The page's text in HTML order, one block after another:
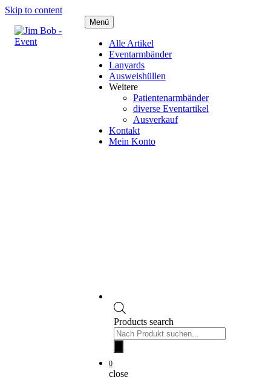
Skip to content
Menü
Alle Artikel
Eventarmbänder
Lanyards
Ausweishüllen
Weitere
Patientenarmbänder
diverse Eventartikel
Ausverkauf
Kontakt
Mein Konto
Products search
0
close